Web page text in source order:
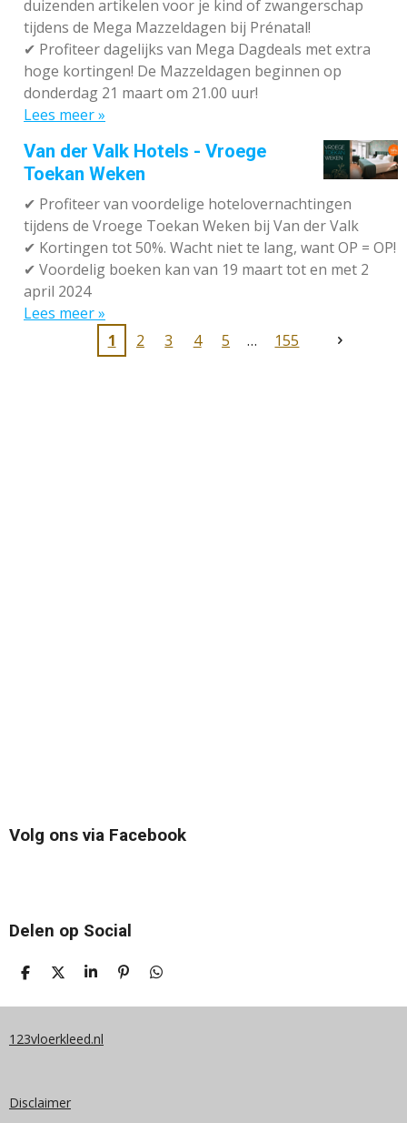
duizenden artikelen voor je kind of zwangerschap
tijdens de Mega Mazzeldagen bij Prénatal!
✔ Profiteer dagelijks van Mega Dagdeals met extra
hoge kortingen! De Mazzeldagen beginnen op
donderdag 21 maart om 21.00 uur!
Lees meer »
Van der Valk Hotels - Vroege
Toekan Weken
✔ Profiteer van voordelige hotelovernachtingen
tijdens de Vroege Toekan Weken bij Van der Valk
✔ Kortingen tot 50%. Wacht niet te lang, want OP = OP!
✔ Voordelig boeken kan van 19 maart tot en met 2
april 2024
Lees meer »
1
2 3 4 5 155
Volg ons via Facebook
Delen op Social
D
L
N
D
E
S
A
E
P
N
D
L
123vloerkleed.nl
Disclaimer